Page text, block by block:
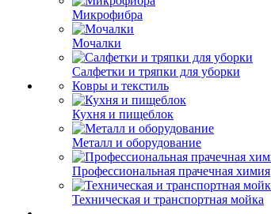
Микрофибра
Мочалки
Салфетки и тряпки для уборки
Ковры и текстиль
Кухня и пищеблок
Металл и оборудование
Профессиональная прачечная химия
Техническая и транспортная мойка